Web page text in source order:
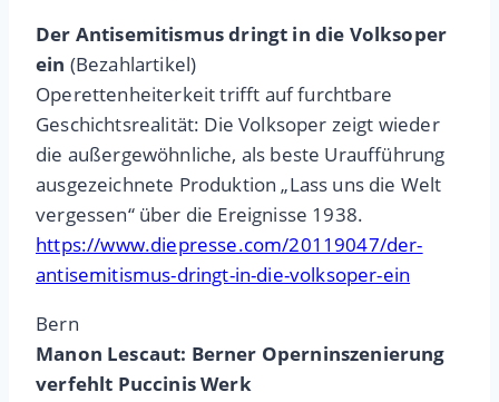
Der Antisemitismus dringt in die Volksoper
ein (Bezahlartikel)
Operettenheiterkeit trifft auf furchtbare
Geschichtsrealität: Die Volksoper zeigt wieder
die außergewöhnliche, als beste Uraufführung
ausgezeichnete Produktion „Lass uns die Welt
vergessen“ über die Ereignisse 1938.
https://www.diepresse.com/20119047/der-
antisemitismus-dringt-in-die-volksoper-ein
Bern
Manon Lescaut: Berner Operninszenierung
verfehlt PuccinisWerk